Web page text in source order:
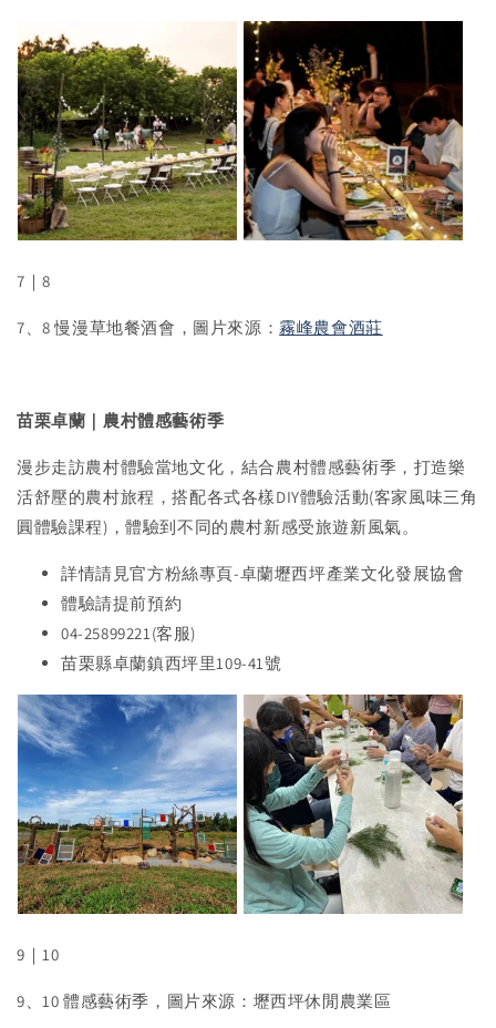
7｜8
7、8 慢漫草地餐酒會，圖片來源：霧峰農會酒莊
苗栗卓蘭｜農村體感藝術季
漫步走訪農村體驗當地文化，結合農村體感藝術季，打造樂
活舒壓的農村旅程，搭配各式各樣DIY體驗活動(客家風味三角
圓體驗課程)，體驗到不同的農村新感受旅遊新風氣。
詳情請見官方粉絲專頁-卓蘭壢西坪產業文化發展協會
體驗請提前預約
04-25899221(客服)
苗栗縣卓蘭鎮西坪里109-41號
9｜10
9、10 體感藝術季，圖片來源：壢西坪休閒農業區